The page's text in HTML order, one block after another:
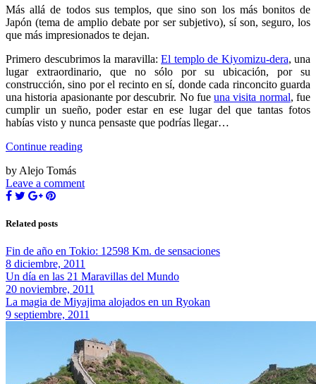
Más allá de todos sus templos, que sino son los más bonitos de
Japón (tema de amplio debate por ser subjetivo), sí son, seguro, los
que más impresionados te dejan.
Primero descubrimos la maravilla: El templo de Kiyomizu-dera, una
lugar extraordinario, que no sólo por su ubicación, por su
construcción, sino por el recinto en sí, donde cada rinconcito guarda
una historia apasionante por descubrir. No fueuna visita normal, fue
cumplir un sueño, poder estar en ese lugar del que tantas fotos
habías visto y nunca pensaste que podrías llegar…
Continue reading
by Alejo Tomás
Leave a comment
Related posts
Fin de año en Tokio: 12598 Km. de sensaciones
8 diciembre, 2011
Un día en las 21 Maravillas del Mundo
20 noviembre, 2011
La magia de Miyajima alojados en un Ryokan
9 septiembre, 2011